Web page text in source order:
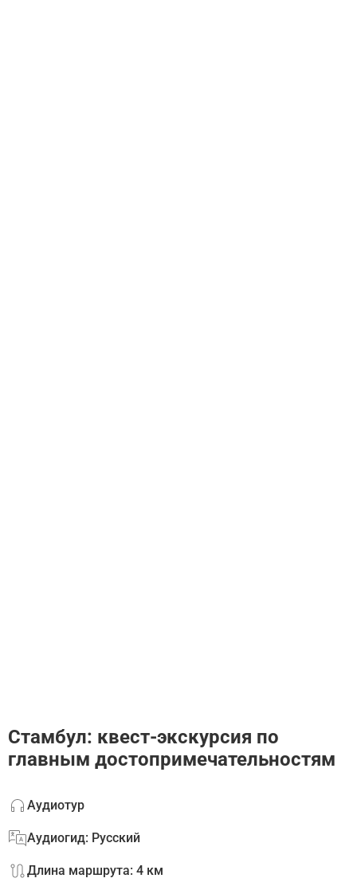
Стамбул: квест-экскурсия по
главным достопримечательностям
Аудиотур
Аудиогид: Русский
Длина маршрута: 4 км